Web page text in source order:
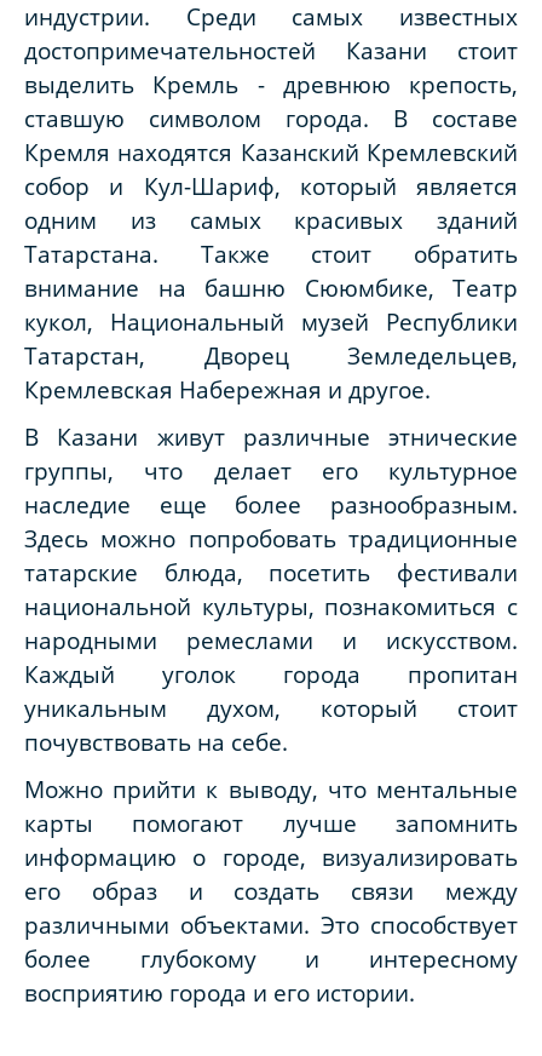
индустрии. Среди самых известных
достопримечательностей Казани стоит
выделить Кремль - древнюю крепость,
ставшую символом города. В составе
Кремля находятся Казанский Кремлевский
собор и Кул-Шариф, который является
одним из самых красивых зданий
Татарстана. Также стоит обратить
внимание на башню Сююмбике, Театр
кукол, Национальный музей Республики
Татарстан, Дворец Земледельцев,
Кремлевская Набережная и другое.
В Казани живут различные этнические
группы, что делает его культурное
наследие еще более разнообразным.
Здесь можно попробовать традиционные
татарские блюда, посетить фестивали
национальной культуры, познакомиться с
народными ремеслами и искусством.
Каждый уголок города пропитан
уникальным духом, который стоит
почувствовать на себе.
Можно прийти к выводу, что ментальные
карты помогают лучше запомнить
информацию о городе, визуализировать
его образ и создать связи между
различными объектами. Это способствует
более глубокому и интересному
восприятию города и его истории.